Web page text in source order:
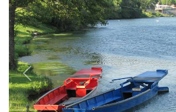
Vorige